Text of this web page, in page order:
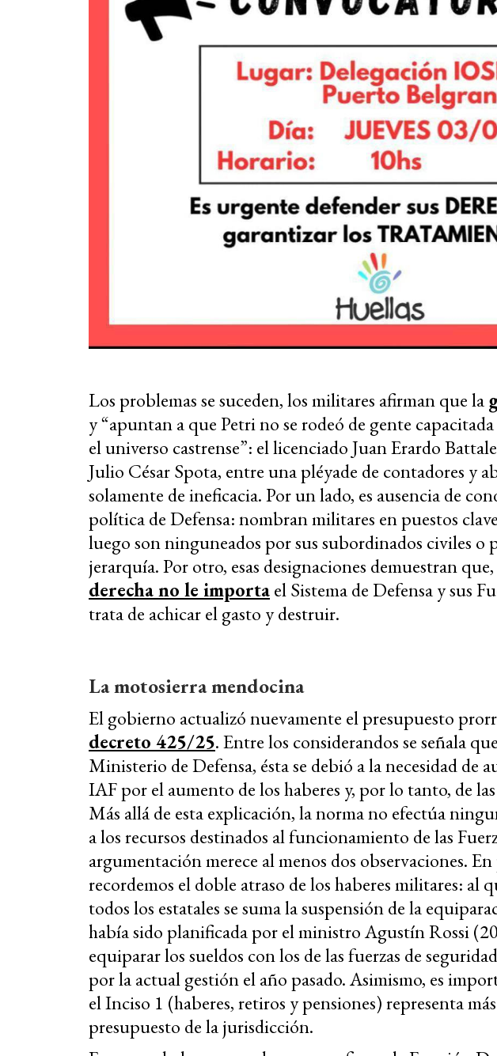
Los problemas se suceden, los militares afirman que la
y “apuntan a que Petri no se rodeó de gente
el universo castrense”: el licenciado Juan Erardo
Julio César Spota, entre una pléyade de contadores y
solamente de ineficacia. Por un lado, es ausencia de
política de Defensa: nombran militares en puestos
luego son ninguneados por sus subordinados civiles o
jerarquía. Por otro, esas designaciones demuestran que,
derecha no le importael Sistema de Defensa y sus
trata de achicar el gasto y destruir.
La motosierra mendocina
El gobierno actualizó nuevamente el presupuesto
decreto 425/25. Entre los considerandos se señala
Ministerio de Defensa, ésta se debió a la necesidad de
IAF por el aumento de los haberes y, por lo tanto, de
Más allá de esta explicación, la norma no efectúa
a los recursos destinados al funcionamiento de las
argumentación merece al menos dos observaciones.
recordemos el doble atraso de los haberes militares: al
todos los estatales se suma la suspensión de la
había sido planificada por el ministro Agustín Rossi
equiparar los sueldos con los de las fuerzas de
por la actual gestión el año pasado. Asimismo, es
el Inciso 1 (haberes, retiros y pensiones) representa
presupuesto de la jurisdicción.